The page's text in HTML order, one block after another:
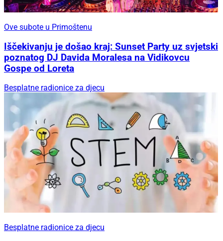
Ove subote u Primoštenu
Iščekivanju je došao kraj: Sunset Party uz svjetski
poznatog DJ Davida Moralesa na Vidikovcu
Gospe od Loreta
Besplatne radionice za djecu
Besplatne radionice za djecu